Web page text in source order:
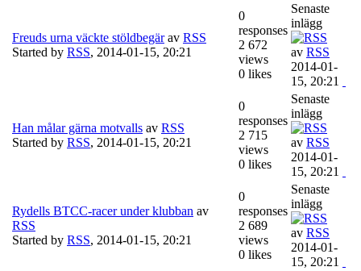
Freuds urna väckte stöldbegär av RSS
Started by RSS, 2014-01-15, 20:21
0
responses
2 672
views
0 likes
Senaste
inlägg
av RSS
2014-01-
15, 20:21
Han målar gärna motvalls av RSS
Started by RSS, 2014-01-15, 20:21
0
responses
2 715
views
0 likes
Senaste
inlägg
av RSS
2014-01-
15, 20:21
Rydells BTCC-racer under klubban av
RSS
Started by RSS, 2014-01-15, 20:21
0
responses
2 689
views
0 likes
Senaste
inlägg
av RSS
2014-01-
15, 20:21